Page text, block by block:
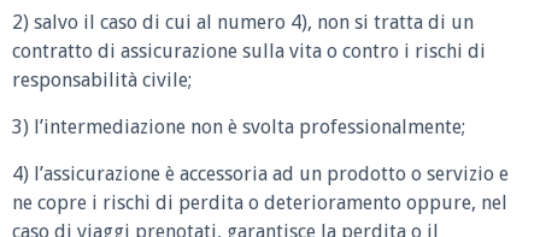
2) salvo il caso di cui al numero 4), non si tratta di un
contratto di assicurazione sulla vita o contro i rischi di
responsabilità civile;
3) l’intermediazione non è svolta professionalmente;
4) l’assicurazione è accessoria ad un prodotto o servizio e
ne copre i rischi di perdita o deterioramento oppure, nel
caso di viaggi prenotati, garantisce la perdita o il